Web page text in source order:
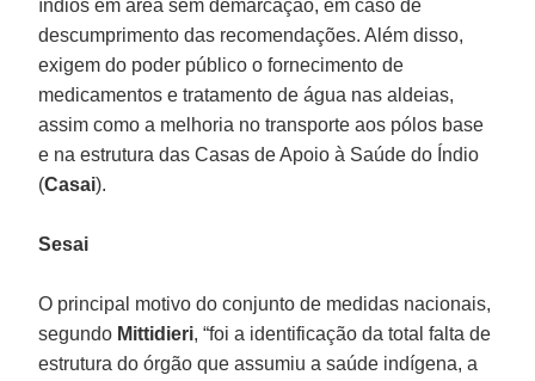
índios em área sem demarcação, em caso de
descumprimento das recomendações. Além disso,
exigem do poder público o fornecimento de
medicamentos e tratamento de água nas aldeias,
assim como a melhoria no transporte aos pólos base
e na estrutura das Casas de Apoio à Saúde do Índio
(Casai).
Sesai
O principal motivo do conjunto de medidas nacionais,
segundo Mittidieri, “foi a identificação da total falta de
estrutura do órgão que assumiu a saúde indígena, a